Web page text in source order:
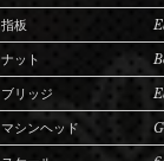
指板
ナット
ブリッジ
マシンヘッド